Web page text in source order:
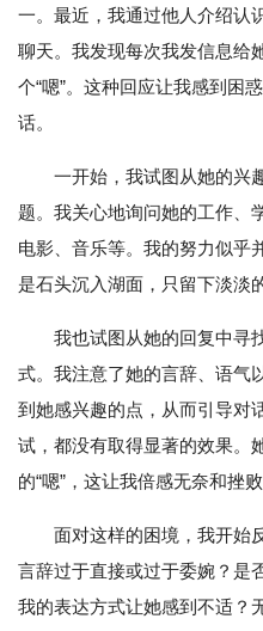
一。最近，我通过他人介绍认
聊天。我发现每次我发信息给
个“嗯”。这种回应让我感到困
话。
一开始，我试图从她的兴
题。我关心地询问她的工作、
电影、音乐等。我的努力似乎
是石头沉入湖面，只留下淡淡
我也试图从她的回复中寻
式。我注意了她的言辞、语气
到她感兴趣的点，从而引导对
试，都没有取得显著的效果。
的“嗯”，这让我倍感无奈和挫败
面对这样的困境，我开始
言辞过于直接或过于委婉？是
我的表达方式让她感到不适？